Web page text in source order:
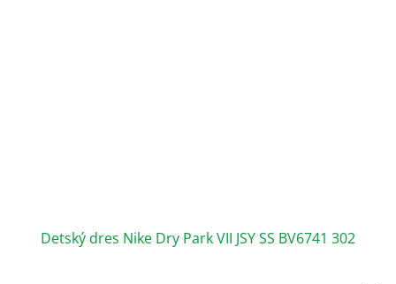
Detský dres Nike Dry Park VII JSY SS BV6741 302